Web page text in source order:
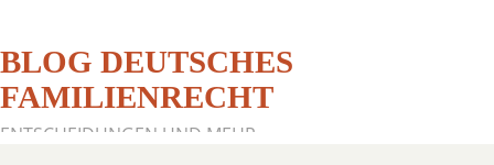
BLOG DEUTSCHES
FAMILIENRECHT
ENTSCHEIDUNGEN UND MEHR